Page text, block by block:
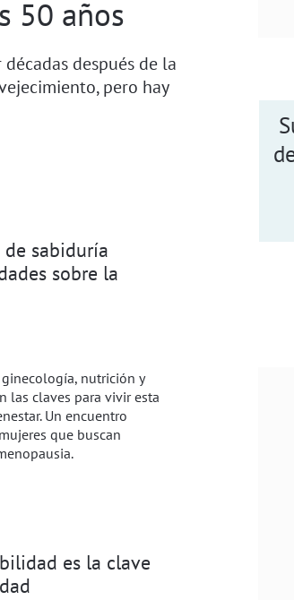
50 años
después de la
pero hay
sabiduría
sobre la
nutrición y
las claves para vivir esta
Un encuentro
que buscan
es la clave